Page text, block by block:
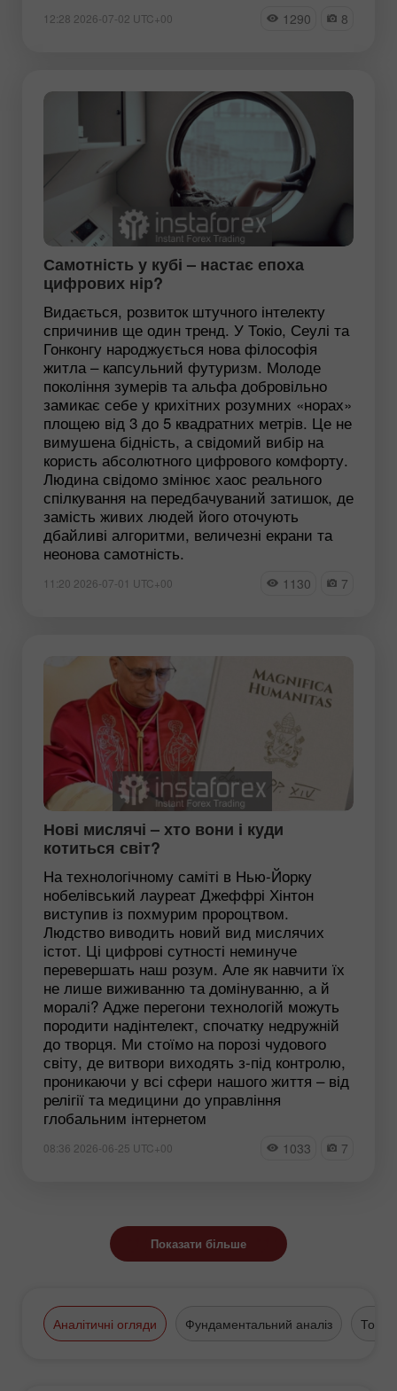
12:28 2026-07-02 UTC+00 1290 8
Самотність у кубі – настає епоха
цифрових нір?
Видається, розвиток штучного інтелекту
спричинив ще один тренд. У Токіо, Сеулі та
Гонконгу народжується нова філософія
житла – капсульний футуризм. Молоде
покоління зумерів та альфа добровільно
замикає себе у крихітних розумних «норах»
площею від 3 до 5 квадратних метрів. Це не
вимушена бідність, а свідомий вибір на
користь абсолютного цифрового комфорту.
Людина свідомо змінює хаос реального
спілкування на передбачуваний затишок, де
замість живих людей його оточують
дбайливі алгоритми, величезні екрани та
неонова самотність.
11:20 2026-07-01 UTC+00 1130 7
Нові мислячі – хто вони і куди
котиться світ?
На технологічному саміті в Нью-Йорку
нобелівський лауреат Джеффрі Хінтон
виступив із похмурим пророцтвом.
Людство виводить новий вид мислячих
істот. Ці цифрові сутності неминуче
перевершать наш розум. Але як навчити їх
не лише виживанню та домінуванню, а й
моралі? Адже перегони технологій можуть
породити надінтелект, спочатку недружній
до творця. Ми стоїмо на порозі чудового
світу, де витвори виходять з-під контролю,
проникаючи у всі сфери нашого життя – від
релігії та медицини до управління
глобальним інтернетом
08:36 2026-06-25 UTC+00 1033 7
Показати більше
Аналітичні огляди Фундаментальний аналіз